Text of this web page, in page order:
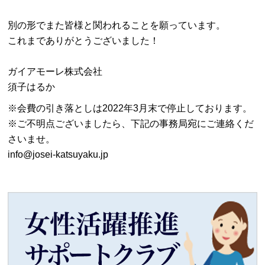
別の形でまた皆様と関われることを願っています。
これまでありがとうございました！
ガイアモーレ株式会社
須子はるか
※会費の引き落としは2022年3月末で停止しております。
※ご不明点ございましたら、下記の事務局宛にご連絡くだ
さいませ。
info@josei-katsuyaku.jp